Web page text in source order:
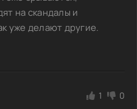
на скандалы и
уже делают другие.
1 0